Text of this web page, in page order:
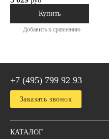
В наличииКупить
Добавить к сравнению
+7 (495) 799 92 93
Заказать звонок
КАТАЛОГ